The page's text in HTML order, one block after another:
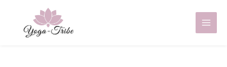
springen
Main